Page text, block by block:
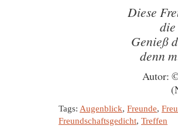
Diese
Genieß
denn
Autor:
Tags: Augenblick, Freunde,
Freundschaftsgedicht, Treffen